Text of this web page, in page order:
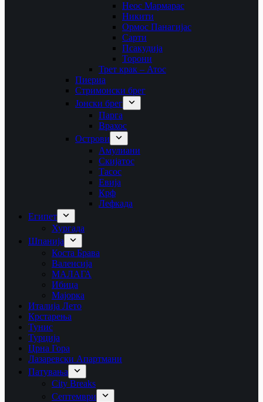
Неос Мармарас
Никити
Ормос Панагијас
Сарти
Псакудија
Торони
Трет крак – Атос
Пиериа
Стримонски брег
Јонски брег
Парга
Врахос
Острови
Амулиани
Скијатос
Тасос
Евија
Крф
Лефкада
Египет
Хургада
Шпанија
Коста Брава
Валенсија
МАЛАГА
Ибица
Мајорка
Италија Лето
Крстарења
Тунис
Турција
Црна Гора
Лазаревски Апартмани
Патувања
City Breaks
Септември